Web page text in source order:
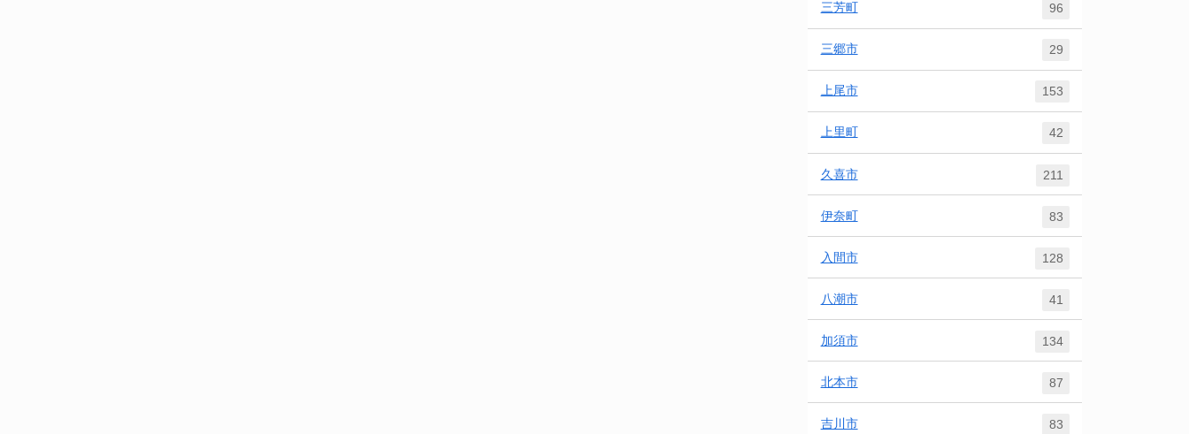
三芳町 96
三郷市 29
上尾市 153
上里町 42
久喜市 211
伊奈町 83
入間市 128
八潮市 41
加須市 134
北本市 87
吉川市 83